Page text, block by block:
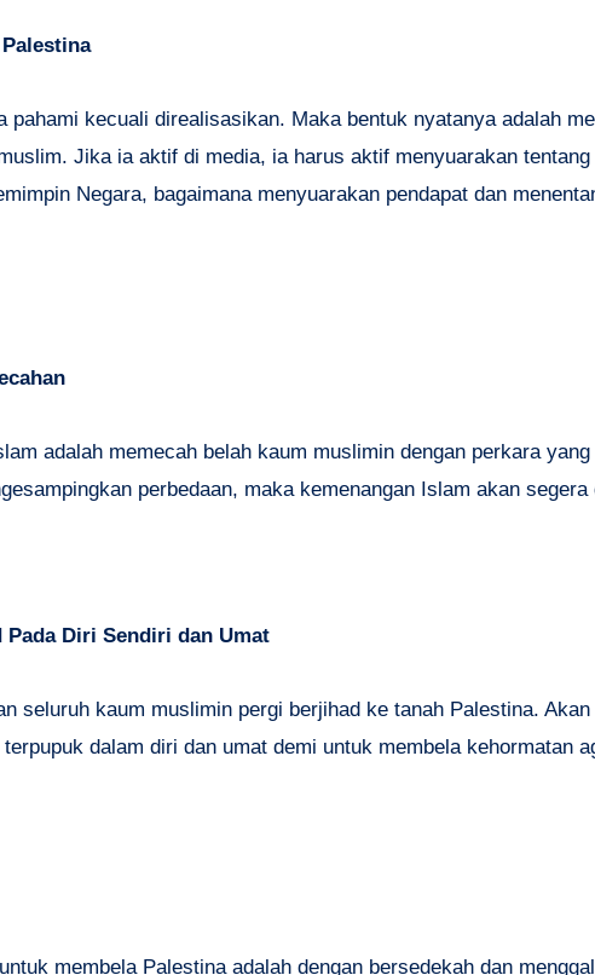
pahami kecuali direalisasikan. Maka bentuk nyatanya adalah
Jika ia aktif di media, ia harus aktif menyuarakan
Negara, bagaimana menyuarakan pendapat dan
adalah memecah belah kaum muslimin dengan perkara
perbedaan, maka kemenangan Islam akan segera
Pada Diri Sendiri dan Umat
seluruh kaum muslimin pergi berjihad ke tanah Palestina.
dalam diri dan umat demi untuk membela kehormatan
membela Palestina adalah dengan bersedekah dan